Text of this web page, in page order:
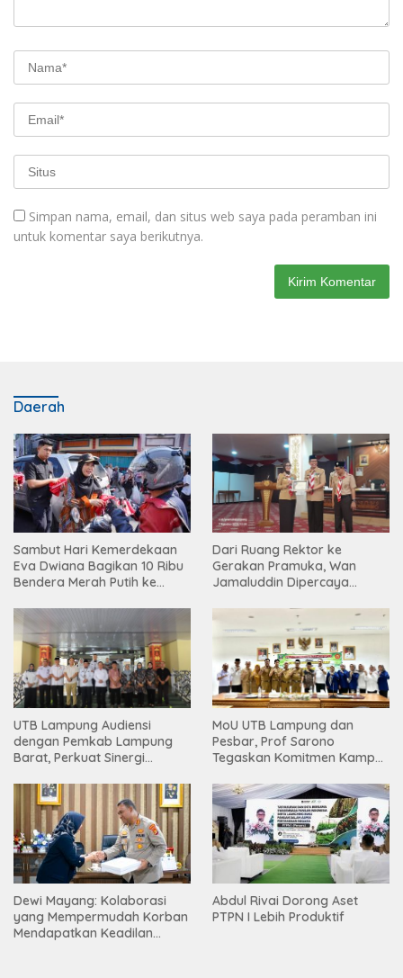
Simpan nama, email, dan situs web saya pada peramban ini
untuk komentar saya berikutnya.
Daerah
Sambut Hari Kemerdekaan
Eva Dwiana Bagikan 10 Ribu
Bendera Merah Putih ke
Dari Ruang Rektor ke
Gerakan Pramuka, Wan
Jamaluddin Dipercaya
UTB Lampung Audiensi
dengan Pemkab Lampung
Barat, Perkuat Sinergi
Tinggi
MoU UTB Lampung dan
Pesbar, Prof Sarono
Tegaskan Komitmen Kampus
Masyarakat
Dewi Mayang: Kolaborasi
yang Mempermudah Korban
Mendapatkan Keadilan
Abdul Rivai Dorong Aset
PTPN I Lebih Produktif